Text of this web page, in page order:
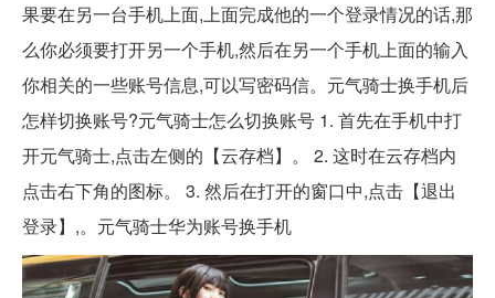
果要在另一台手机上面,上面完成他的一个登录情况的话,那
么你必须要打开另一个手机,然后在另一个手机上面的输入
你相关的一些账号信息,可以写密码信。元气骑士换手机后
怎样切换账号?元气骑士怎么切换账号 1. 首先在手机中打
开元气骑士,点击左侧的【云存档】。 2. 这时在云存档内
点击右下角的图标。 3. 然后在打开的窗口中,点击【退出
登录】,。元气骑士华为账号换手机